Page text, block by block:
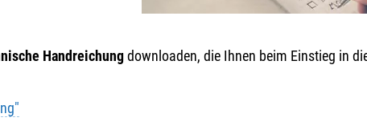
Handreichungdownloaden, die Ihnen beim Einstieg in